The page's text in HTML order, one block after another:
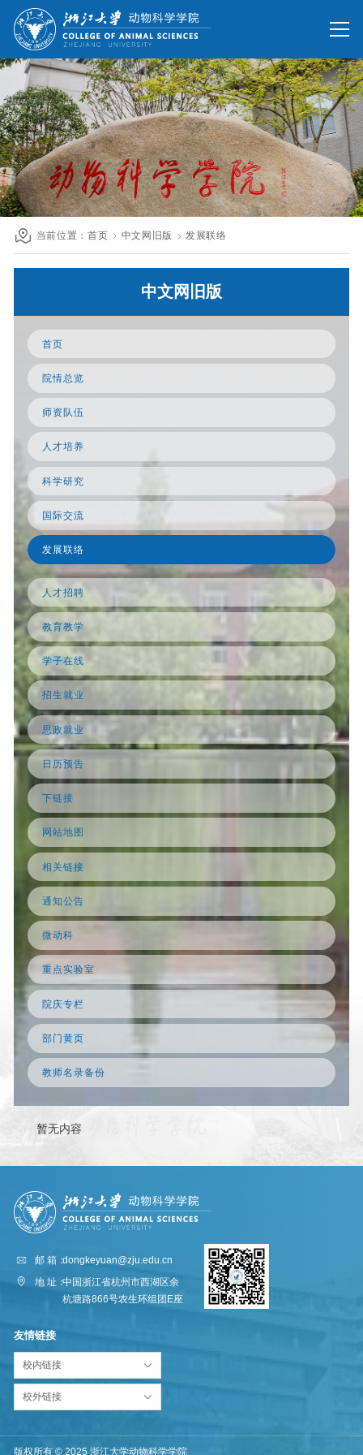
网站首页
院情总览
师资队伍
人才培养
科学研究
国际交流
发展联络
英文网站
旧版回顾
当前位置：首页 中文网旧版 发展联络
中文网旧版
首页
院情总览
师资队伍
人才培养
科学研究
国际交流
发展联络
人才招聘
教育教学
学子在线
招生就业
思政就业
日历预告
下链接
网站地图
相关链接
通知公告
微动科
重点实验室
院庆专栏
部门黄页
教师名录备份
暂无内容
邮 箱：dongkeyuan@zju.edu.cn
地 址：中国浙江省杭州市西湖区余
杭塘路866号农生环组团E座
友情链接
校内链接
校外链接
版权所有 © 2025 浙江大学动物科学学院